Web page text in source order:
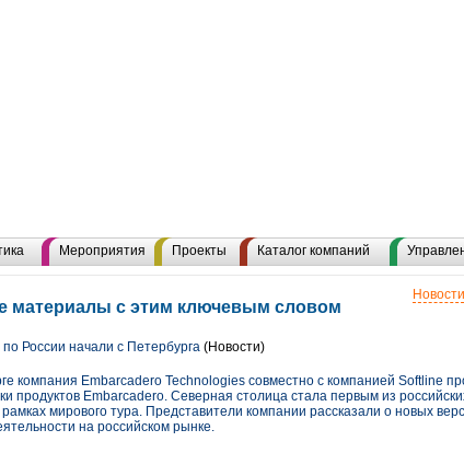
Мероприятия Проекты Каталог компаний
материалы с этим ключевым словом
России начали с Петербурга (Новости)
компания Embarcadero Technologies совместно с компанией Softline
продуктов Embarcadero. Северная столица стала первым из
мирового тура. Представители компании рассказали о новых
на российском рынке.